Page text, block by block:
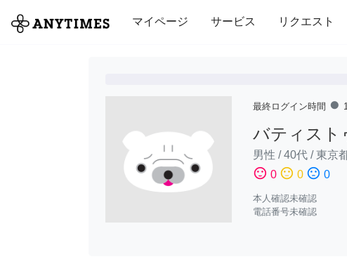
マイページ サービス リクエスト
全て 修理・組立 家事 引っ越し イ
最終ログイン時間 fiber_manual_record
バティスト
男性 /40代 /東京
sentiment_satisfied 0 sentiment_neutral 0 sentiment_dissatisfied 0
本人確認未確認
電話番号未確認